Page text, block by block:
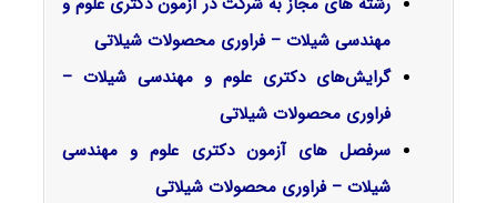
مهندسی شیلات – فراوری محصولات شیلاتی
گرایش‌های دکتری علوم و مهندسی شیلات –
فراوری محصولات شیلاتی
سرفصل‌ های آزمون دکتری علوم و مهندسی
شیلات – فراوری محصولات شیلاتی